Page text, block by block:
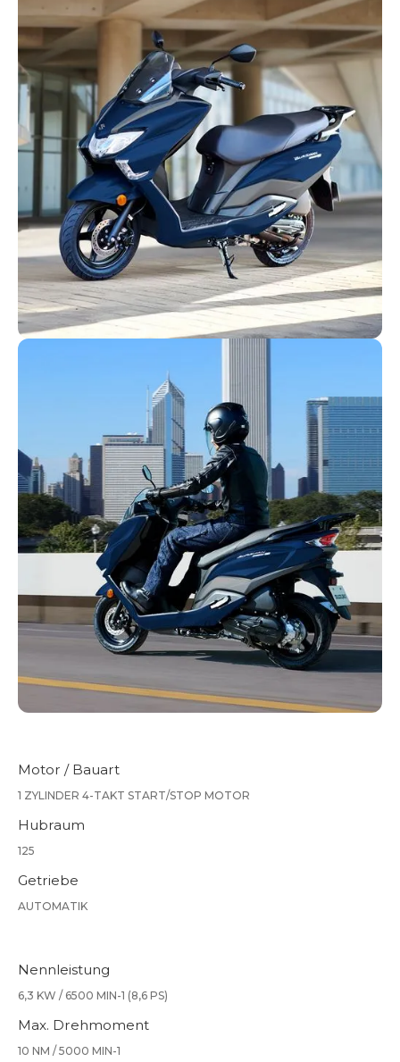
Motor / Bauart
1 ZYLINDER 4-TAKT START/STOP MOTOR
Hubraum
125
Getriebe
AUTOMATIK
Nennleistung
6,3 KW / 6500 MIN-1 (8,6 PS)
Max. Drehmoment
10 NM / 5000 MIN-1